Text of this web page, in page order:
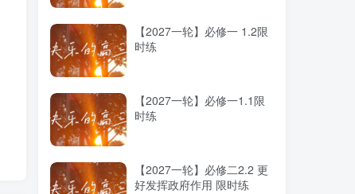
【2027一轮】必修一 1.2限
时练
【2027一轮】必修一1.1限
时练
【2027一轮】必修二2.2 更
好发挥政府作用 限时练